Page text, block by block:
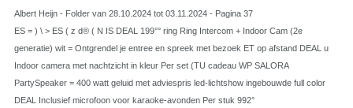
Albert Heijn - Folder van 28.10.2024 tot 03.11.2024 - Pagina 37
ES = ) \ > ES ( z d® ( N IS DEAL 199°° ring Ring Intercom + Indoor Cam (2e
generatie) wit = Ontgrendel je entree en spreek met bezoek ET op afstand DEAL u
Indoor camera met nachtzicht in kleur Per set (TU cadeau WP SALORA
PartySpeaker = 400 watt geluid met adviespris led-lichtshow ingebouwde full color
DEAL Inclusief microfoon voor karaoke-avonden Per stuk 992°